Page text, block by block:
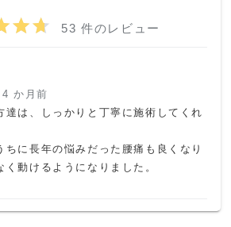
53 件のレビュー
4 か月前
達は、しっかりと丁寧に施術してくれ
ちに長年の悩みだった腰痛も良くなり
く動けるようになりました。